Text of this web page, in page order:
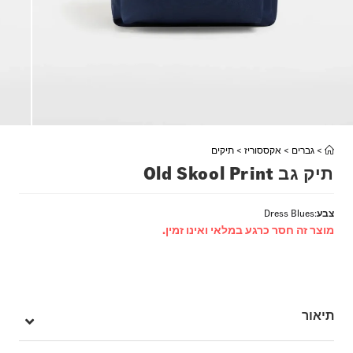
> גברים > אקססוריז > תיקים
תיק גב Old Skool Print
צבע:
Dress Blues
מוצר זה חסר כרגע במלאי ואינו זמין.
תיאור